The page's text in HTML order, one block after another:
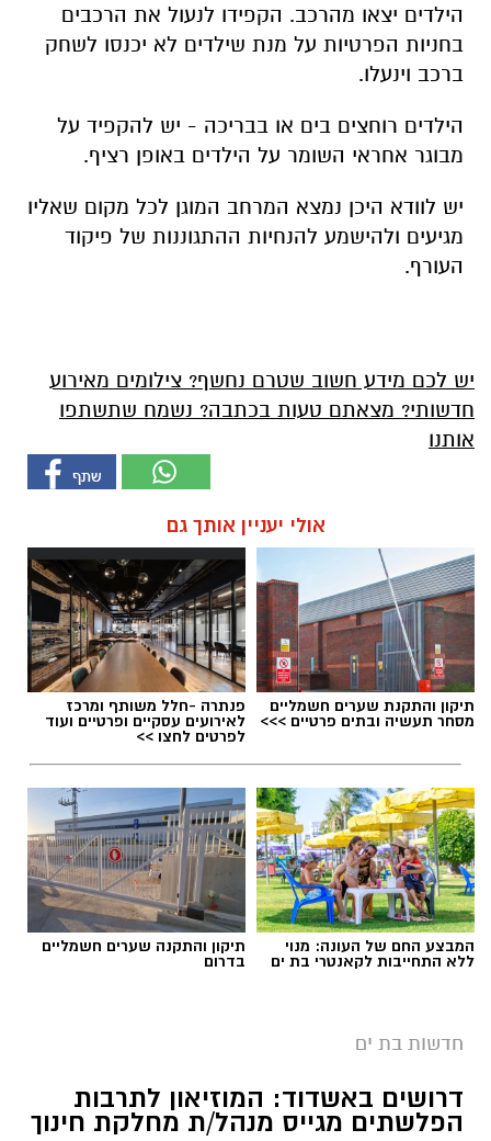
הילדים יצאו מהרכב. הקפידו לנעול את הרכבים
בחניות הפרטיות על מנת שילדים לא יכנסו לשחק
ברכב וינעלו.
הילדים רוחצים בים או בבריכה - יש להקפיד על
מבוגר אחראי השומר על הילדים באופן רציף.
יש לוודא היכן נמצא המרחב המוגן לכל מקום שאליו
מגיעים ולהישמע להנחיות ההתגוננות של פיקוד
העורף.
יש לכם מידע חשוב שטרם נחשף? צילומים מאירוע
חדשותי? מצאתם טעות בכתבה? נשמח שתשתפו
אותנו
אולי יעניין אותך גם
תיקון והתקנת שערים חשמליים
מסחר תעשיה ובתים פרטיים >>>
פנתרה -חלל משותף ומרכז
לאירועים עסקיים ופרטיים ועוד
לפרטים לחצו >>
המבצע החם של העונה: מנוי
ללא התחייבות לקאנטרי בת ים
תיקון והתקנה שערים חשמליים
בדרום
חדשות בת ים
דרושים באשדוד: המוזיאון לתרבות
הפלשתים מגייס מנהל/ת מחלקת חינוך